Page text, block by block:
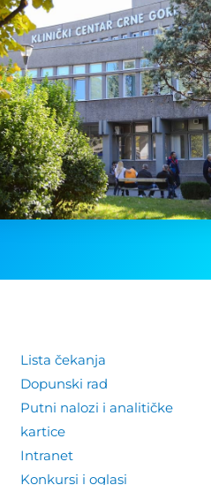
Lista čekanja
Dopunski rad
Putni nalozi i analitičke
kartice
Intranet
Konkursi i oglasi